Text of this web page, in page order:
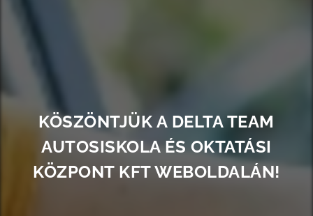
KÖSZÖNTJÜK A DELTA TEAM
AUTOSISKOLA ÉS OKTATÁSI
KÖZPONT KFT WEBOLDALÁN!